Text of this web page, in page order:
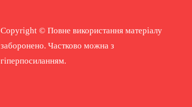
Copyright © Повне використання матеріалу
заборонено. Частково можна з
гіперпосиланням.